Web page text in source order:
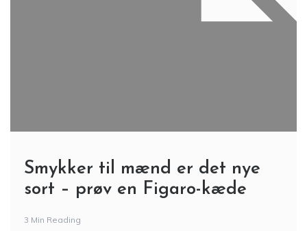
Smykker til mænd er det nye
sort – prøv en Figaro-kæde
3 Min Reading